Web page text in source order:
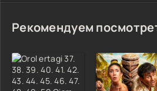
Рекомендуем